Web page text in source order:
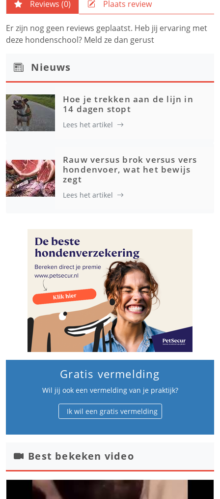
Reviews (0) Plaats review
Er zijn nog geen reviews geplaatst. Heb jij ervaring met
deze hondenschool? Meld ze dan gerust
Nieuws
Hoe je trekken aan de lijn in
14 dagen stopt
Lees het artikel
Rauw versus brok versus vers
hondenvoer, wat het bewijs
zegt
Lees het artikel
Gratis vermelding
Wil jij ook een vermelding van je praktijk?
Ik wil een gratis vermelding
Best bekeken video